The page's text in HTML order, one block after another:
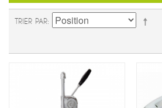
TRIER PAR